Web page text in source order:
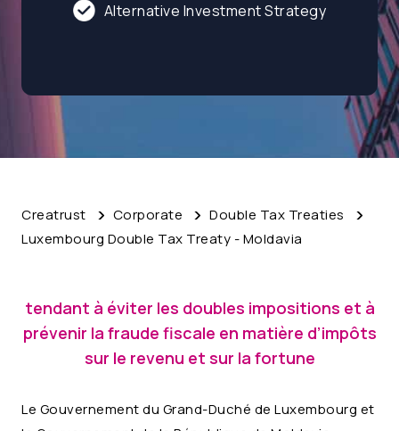
Alternative Investment Strategy
Creatrust Corporate
Double Tax Treaties
Luxembourg Double Tax Treaty - Moldavia
tendant à éviter les doubles impositions et à
prévenir la fraude fiscale en matière d’impôts
sur le revenu et sur la fortune
Le Gouvernement du Grand-Duché de Luxembourg et